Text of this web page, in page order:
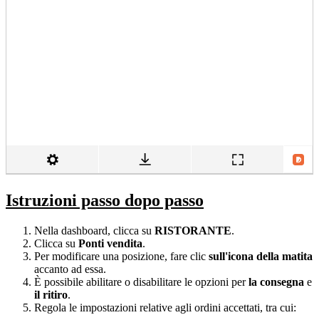
Istruzioni passo dopo passo
Nella dashboard, clicca su RISTORANTE.
Clicca su Ponti vendita.
Per modificare una posizione, fare clic sull'icona della matita
accanto ad essa.
È possibile abilitare o disabilitare le opzioni perla consegna e
il ritiro.
Regola le impostazioni relative agli ordini accettati, tra cui: